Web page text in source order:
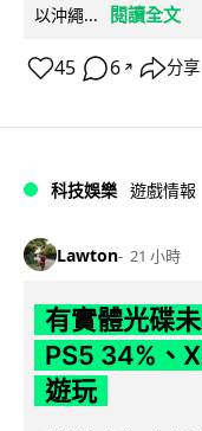
以沖繩...
閱讀全文
45 6 ↗ 分享
科技娛樂 遊戲情報
Lawton 21 小時
有實體光碟
PS5 34%、
遊玩